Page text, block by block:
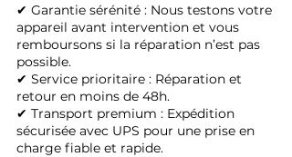
✔ Garantie sérénité : Nous testons votre
appareil avant intervention et vous
remboursons si la réparation n’est pas
possible.
✔ Service prioritaire : Réparation et
retour en moins de 48h.
✔ Transport premium : Expédition
sécurisée avec UPS pour une prise en
charge fiable et rapide.